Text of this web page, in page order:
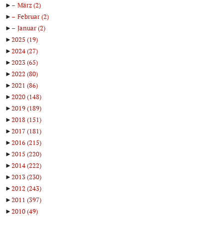
►
März(2)
►
Februar(2)
►
Januar(2)
►2025 (19)
►2024(27)
►2023(65)
►2022 (80)
►2021 (86)
►2020(148)
►2019(189)
►2018(151)
►2017(181)
►2016(215)
►2015 (220)
►2014(222)
►2013(230)
►2012 (243)
►2011 (397)
►2010(49)